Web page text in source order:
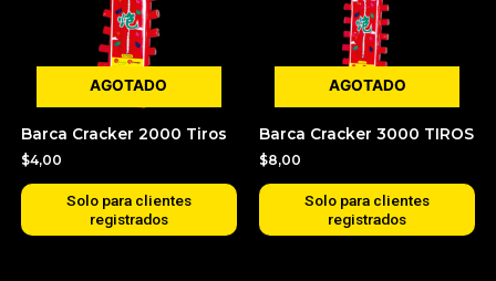
AGOTADO
Barca Cracker 2000 Tiros
$4,00
Solo para clientes
registrados
AGOTADO
Barca Cracker 3000 TIROS
$8,00
Solo para clientes
registrados